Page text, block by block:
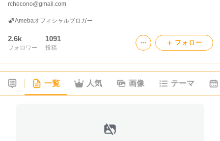
rchecono@gmail.com
Amebaオフィシャルブロガー
2.6k
フォロワー
1091
投稿
フォロー
一覧 人気 画像 テーマ